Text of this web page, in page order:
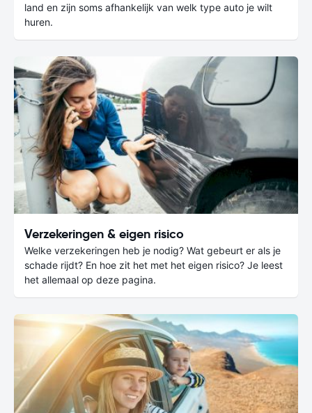
land en zijn soms afhankelijk van welk type auto je wilt
huren.
Verzekeringen & eigen risico
Welke verzekeringen heb je nodig? Wat gebeurt er als je
schade rijdt? En hoe zit het met het eigen risico? Je leest
het allemaal op deze pagina.